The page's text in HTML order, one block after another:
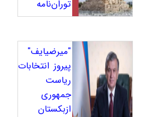
توران‌نامه
"میرضیایف"
پیروز انتخابات
ریاست
جمهوری
ازبکستان